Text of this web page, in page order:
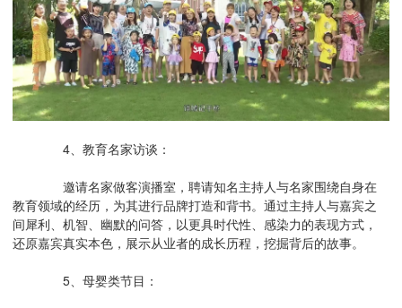
4、教育名家访谈：
邀请名家做客演播室，聘请知名主持人与名家围绕自身在
教育领域的经历，为其进行品牌打造和背书。通过主持人与嘉宾之
间犀利、机智、幽默的问答，以更具时代性、感染力的表现方式，
还原嘉宾真实本色，展示从业者的成长历程，挖掘背后的故事。
5、母婴类节目：